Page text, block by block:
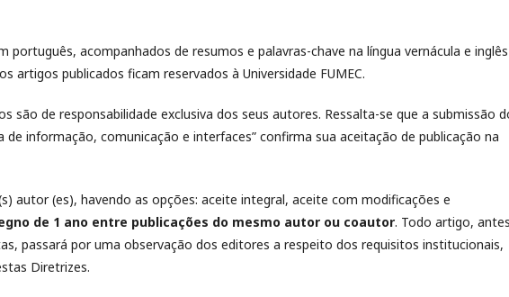
português, acompanhados de resumos e palavras-chave na língua vernácula e
artigos publicados ficam reservados à Universidade FUMEC.
são de responsabilidade exclusiva dos seus autores. Ressalta-se que a submissão
de informação, comunicação e interfaces” confirma sua aceitação de publicação na
autor (es), havendo as opções: aceite integral, aceite com modificações e
de 1 ano entre publicações do mesmo autor ou coautor. Todo artigo,
passará por uma observação dos editores a respeito dos requisitos institucionais,
Diretrizes.